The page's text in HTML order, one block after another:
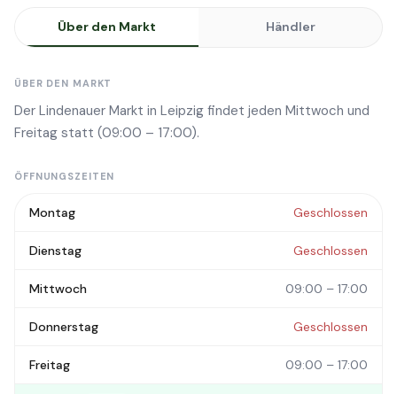
Über den Markt Händler
ÜBER DEN MARKT
Der Lindenauer Markt in Leipzig findet jeden Mittwoch und
Freitag statt (09:00 – 17:00).
ÖFFNUNGSZEITEN
Montag Geschlossen
Dienstag Geschlossen
Mittwoch 09:00 – 17:00
Donnerstag Geschlossen
Freitag 09:00 – 17:00